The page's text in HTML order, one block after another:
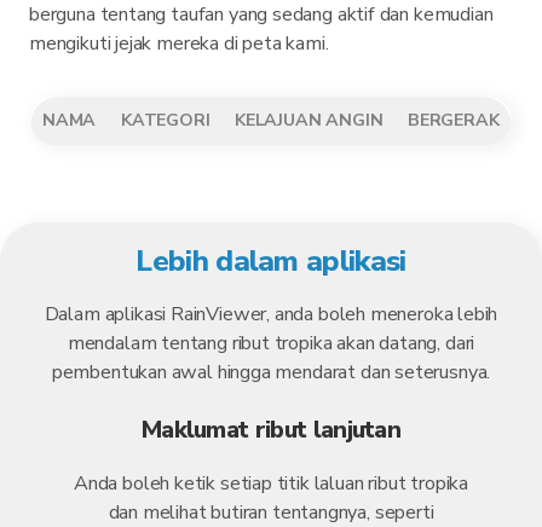
berguna tentang taufan yang sedang aktif dan kemudian
mengikuti jejak mereka di peta kami.
NAMA KATEGORI KELAJUAN ANGIN BERGERAK
Lebih dalam aplikasi
Dalam aplikasi RainViewer, anda boleh meneroka lebih
mendalam tentang ribut tropika akan datang, dari
pembentukan awal hingga mendarat dan seterusnya.
Maklumat ribut lanjutan
Anda boleh ketik setiap titik laluan ribut tropika
dan melihat butiran tentangnya, seperti